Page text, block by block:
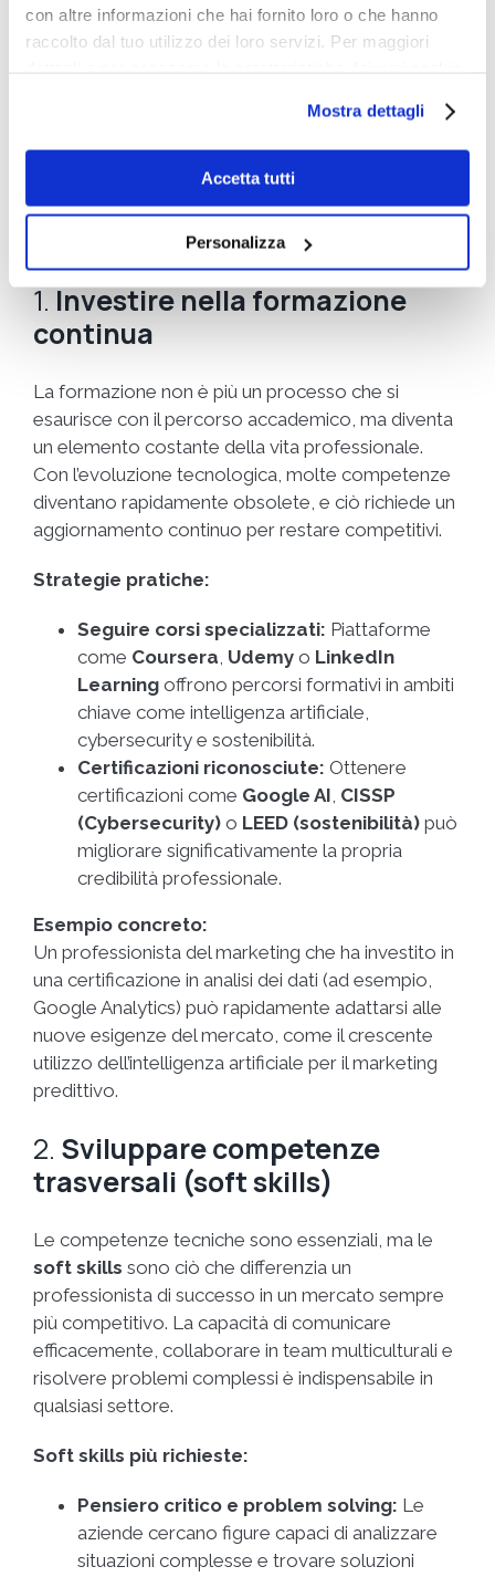
con altre informazioni che hai fornito loro o che hanno
raccolto dal tuo utilizzo dei loro servizi. Per maggiori
Mostra dettagli
Accetta tutti
Personalizza
approccio strategico e lungimirante. Non basta
acquisire competenze tecniche; è fondamentale
all’apprendimento continuo, alla flessibilità e alla
tecniche, capacità analitiche e soft skills che
permettano di adattarsi rapidamente ai
1.Investire nella formazione
continua
La formazione non è più un processo che si
esaurisce con il percorso accademico, ma diventa
un elemento costante della vita professionale.
Con l’evoluzione tecnologica, molte competenze
diventano rapidamente obsolete, e ciò richiede un
aggiornamento continuo per restare competitivi.
Strategie pratiche:
Seguire corsi specializzati: Piattaforme
come Coursera Udemy o LinkedIn
Learning offrono percorsi formativi in ambiti
chiave come intelligenza artificiale,
cybersecurity e sostenibilità.
Certificazioni riconosciute: Ottenere
certificazioni come Google AI CISSP
(Cybersecurity) o LEED (sostenibilità) può
migliorare significativamente la propria
credibilità professionale.
Esempio concreto:
Un professionista del marketing che ha investito in
una certificazione in analisi dei dati (ad esempio,
Google Analytics) può rapidamente adattarsi alle
nuove esigenze del mercato, come il crescente
utilizzo dell’intelligenza artificiale per il marketing
predittivo.
2. Sviluppare competenze
trasversali (soft skills)
Le competenze tecniche sono essenziali, ma le
soft skills sono ciò che differenzia un
professionista di successo in un mercato sempre
più competitivo. La capacità di comunicare
efficacemente, collaborare in team multiculturali e
risolvere problemi complessi è indispensabile in
qualsiasi settore.
Soft skills più richieste:
Pensiero critico e problem solving: Le
aziende cercano figure capaci di analizzare
situazioni complesse e trovare soluzioni